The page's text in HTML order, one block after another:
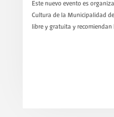
Este nuevo evento es
Cultura de la Municipalidad
libre y gratuita y